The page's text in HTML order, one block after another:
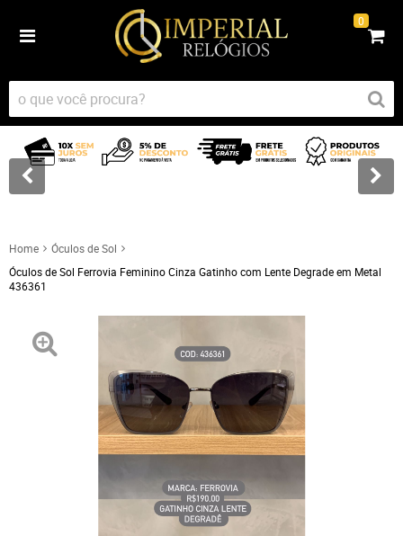
0
Home
Óculos de Sol
Óculos de Sol Ferrovia Feminino Cinza Gatinho com Lente Degrade em Metal
436361